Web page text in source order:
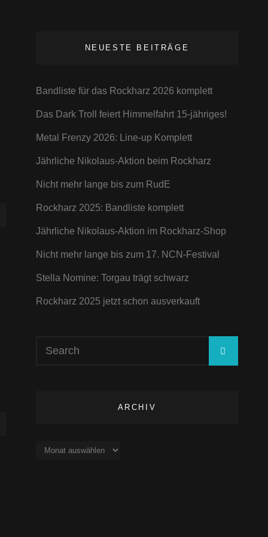
NEUESTE BEITRÄGE
Bandliste für das Rockharz 2026 komplett
Das Dark Troll feiert Himmelfahrt 15-jähriges!
Metal Frenzy 2026: Line-up Komplett
Jährliche Nikolaus-Aktion beim Rockharz
Nicht mehr lange bis zum RudE
Rockharz 2025: Bandliste komplett
Jährliche Nikolaus-Aktion im Rockharz-Shop
Nicht mehr lange bis zum 17. NCN-Festival
Stella Nomine: Torgau trägt schwarz
Rockharz 2025 jetzt schon ausverkauft
for:
ARCHIV
Archiv